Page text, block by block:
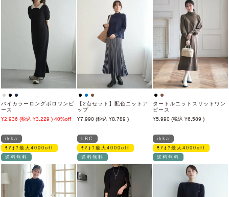
バイカラーロングポロワンピ
ース
2,936
3,229 40%off
【2点セット】配色ニットア
ップ
7,990
8,789
タートルニットスリットワン
ピース
5,990
6,589
ikka
ﾓｱｵﾌ最大4000off
送料無料
LBC
ﾓｱｵﾌ最大4000off
送料無料
ikka
ﾓｱｵﾌ最大4000off
送料無料